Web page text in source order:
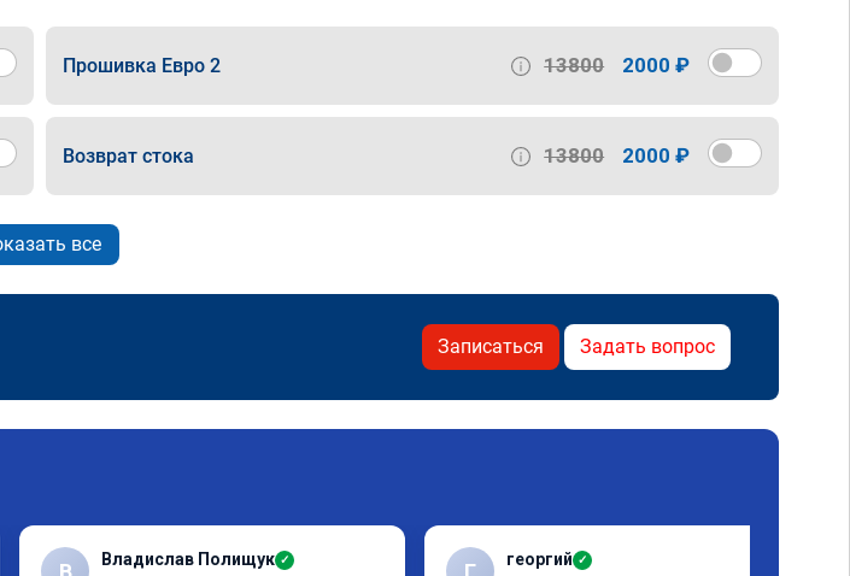
Прошивка Евро 2 13800 2000 ₽
Возврат стока 13800 2000 ₽
все
Записаться Задать вопрос
Владислав Полищук ✓ георгий ✓